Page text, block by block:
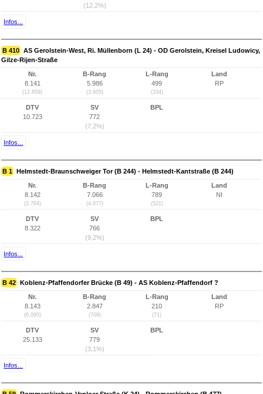
(12,2%)
Infos...
B 410 AS Gerolstein-West, Ri. Müllenborn (L 24) - OD Gerolstein, Kreisel Ludowicy,
Gilze-Rijen-Straße
Nr.
8.141
(12.859)
B-Rang
5.986
(3.605)
L-Rang
499
(334)
Land
RP
DTV
10.723
SV
772
(7,2%)
BPL
Infos...
B 1 Helmstedt-Braunschweiger Tor (B 244) - Helmstedt-Kantstraße (B 244)
Nr.
8.142
(2.764)
B-Rang
7.066
(4.677)
L-Rang
789
(521)
Land
NI
DTV
8.322
SV
766
(9,2%)
BPL
Infos...
B 42 Koblenz-Pfaffendorfer Brücke (B 49) - AS Koblenz-Pfaffendorf ?
Nr.
8.143
(6.095)
B-Rang
2.847
(709)
L-Rang
210
(71)
Land
RP
DTV
25.133
SV
779
(3,1%)
BPL
Infos...